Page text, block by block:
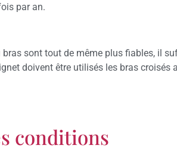
par an.
bras sont tout de même plus fiables, il
doivent être utilisés les bras
conditions